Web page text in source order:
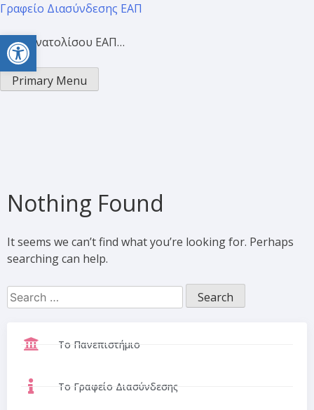
Open toolbar
Γραφείο Διασύνδεσης ΕΑΠ
Προσανατολίσου ΕΑΠ…
Primary Menu
Nothing Found
It seems we can’t find what you’re looking for. Perhaps
searching can help.
Το Πανεπιστήμιο
Το Γραφείο Διασύνδεσης